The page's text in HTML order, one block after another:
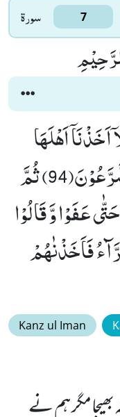
سورۃ 7
اَخَذْنَاۤ اَهْلَهَا
بِالْبَاْسَآءِ وَ الضَّرَّآءِ لَعَلَّهُمْ یَضَّرَّعُوْنَ(94) ثُمَّ
عَفَوْا وَّ قَالُوْا
فَاَخَذْنٰهُمْ
Kanz ul Iman
بھیجامگر ہم نے